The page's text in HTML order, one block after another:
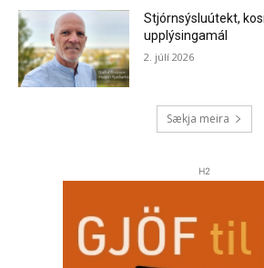
Stjórnsýsluútekt,
upplýsingamál
2. júlí 2026
Sækja meira
H2